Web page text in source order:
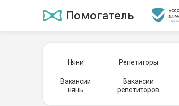
Помогатель
Няни Репетиторы
Вакансии
нянь
Вакансии
репетиторов